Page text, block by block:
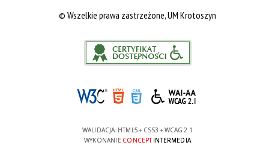
© Wszelkie prawa zastrzeżone, UM Krotoszyn
WALIDACJA: HTML5+ CSS3 + WCAG 2.1
WYKONANIE CONCEPTINTERMEDIA